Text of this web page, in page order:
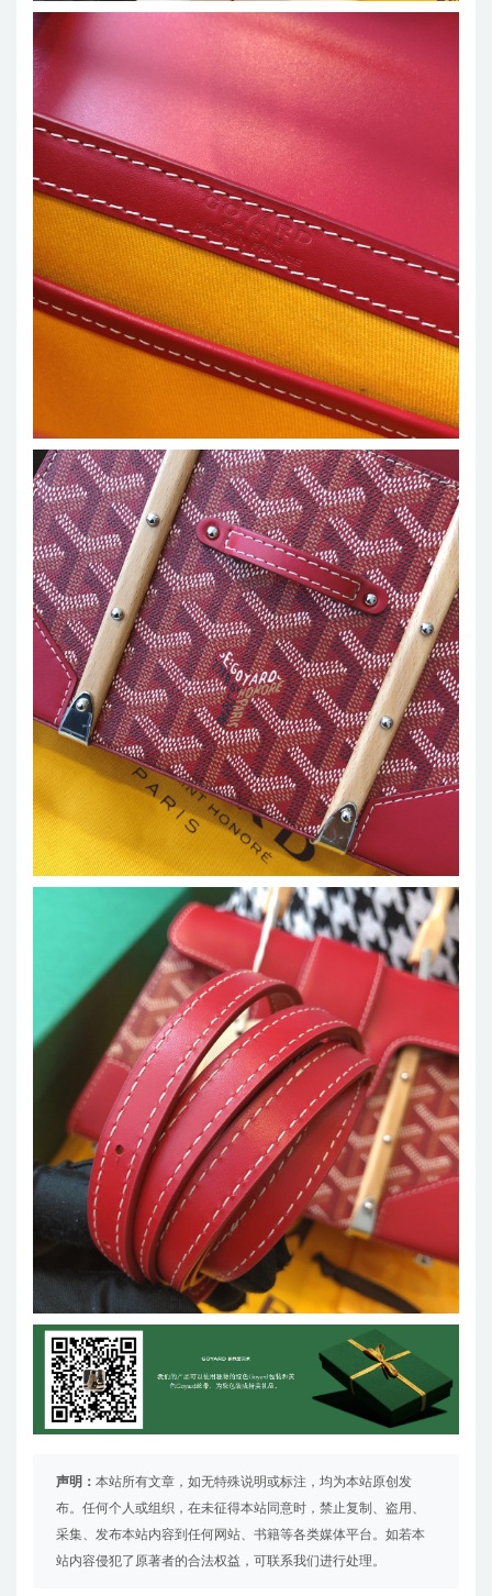
声明： 本站所有文章，如无特殊说明或标注，均为本站原创发
布。任何个人或组织，在未征得本站同意时，禁止复制、盗用、
采集、发布本站内容到任何网站、书籍等各类媒体平台。如若本
站内容侵犯了原著者的合法权益，可联系我们进行处理。